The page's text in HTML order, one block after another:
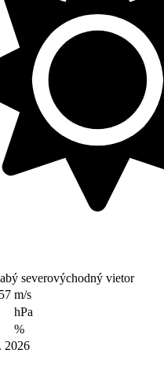
severovýchodný vietor
m/s
hPa
%
2026